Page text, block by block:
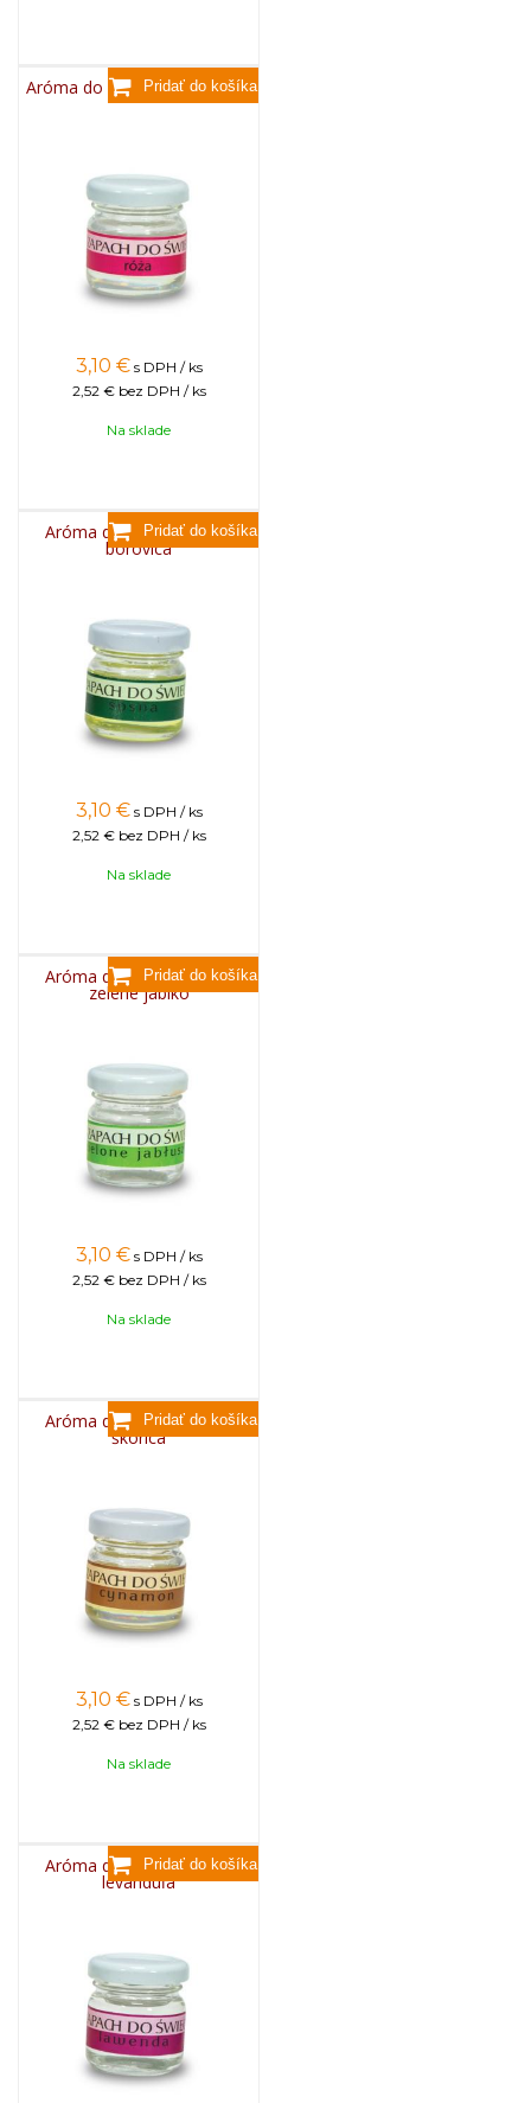
Aróma do sviečok, 25g - ruža
3,10 € s DPH / ks
2,52 € bez DPH / ks
Na sklade
Aróma do sviečok, 25g -
borovica
3,10 € s DPH / ks
2,52 € bez DPH / ks
Na sklade
Aróma do sviečok, 25g -
zelené jablko
3,10 € s DPH / ks
2,52 € bez DPH / ks
Na sklade
Aróma do sviečok, 25g -
škorica
3,10 € s DPH / ks
2,52 € bez DPH / ks
Na sklade
Aróma do sviečok, 25g -
levanduľa